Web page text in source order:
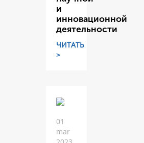
и
инновационной
деятельности
ЧИТАТЬ
>
01
mar